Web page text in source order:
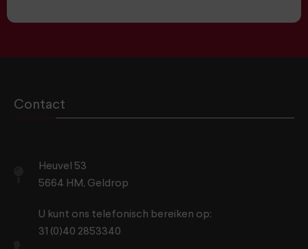
Contact
Heuvel 53
5664 HM, Geldrop
U kunt ons telefonisch bereiken op:
31 (0)40 2853340